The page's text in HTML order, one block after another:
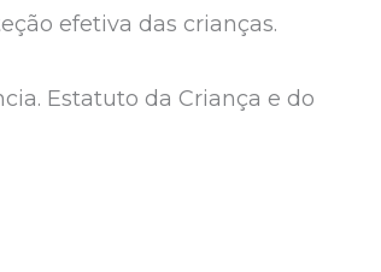
efetiva das crianças.
Estatuto da Criança e do